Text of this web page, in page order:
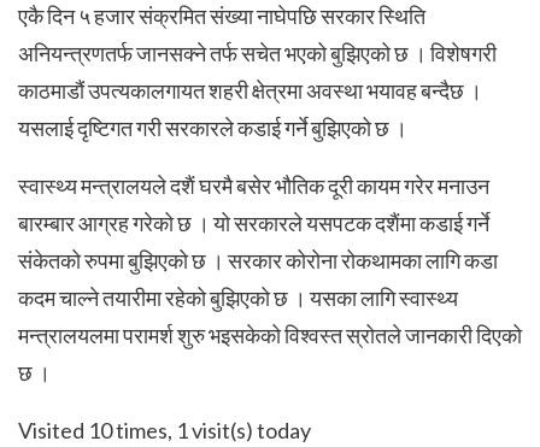
एकै दिन ५ हजार संक्रमित संख्या नाघेपछि सरकार स्थिति
अनियन्त्रणतर्फ जानसक्ने तर्फ सचेत भएको बुझिएको छ । विशेषगरी
काठमाडौं उपत्यकालगायत शहरी क्षेत्रमा अवस्था भयावह बन्दैछ ।
यसलाई दृष्टिगत गरी सरकारले कडाई गर्ने बुझिएको छ ।
स्वास्थ्य मन्त्रालयले दशैं घरमै बसेर भौतिक दूरी कायम गरेर मनाउन
बारम्बार आग्रह गरेको छ । यो सरकारले यसपटक दशैंमा कडाई गर्ने
संकेतको रुपमा बुझिएको छ । सरकार कोरोना रोकथामका लागि कडा
कदम चाल्ने तयारीमा रहेको बुझिएको छ । यसका लागि स्वास्थ्य
मन्त्रालयलमा परामर्श शुरु भइसकेको विश्वस्त स्रोतले जानकारी दिएको
छ ।
Visited 10 times, 1 visit(s) today